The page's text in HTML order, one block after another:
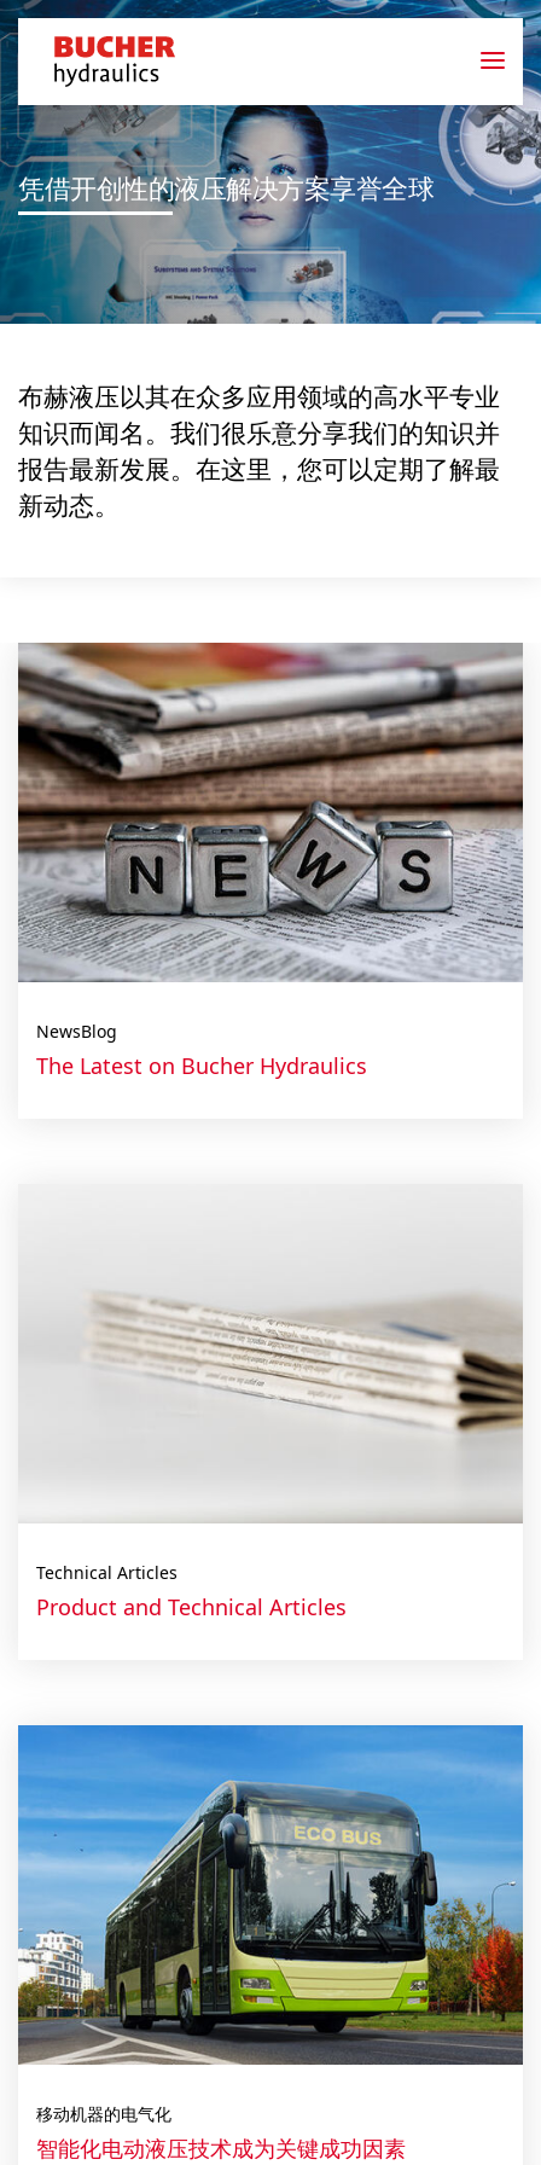
凭借开创性的液压解决方案享誉全球
布赫液压以其在众多应用领域的高水平专业
知识而闻名。我们很乐意分享我们的知识并
报告最新发展。在这里，您可以定期了解最
新动态。
NewsBlog
The Latest on Bucher Hydraulics
Technical Articles
Product and Technical Articles
移动机器的电气化
智能化电动液压技术成为关键成功因素